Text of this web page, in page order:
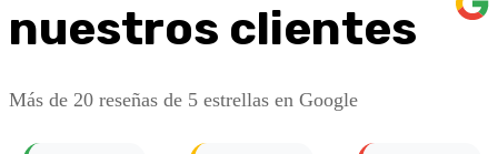
nuestros clientes
Más de 20 reseñas de 5 estrellas en Google